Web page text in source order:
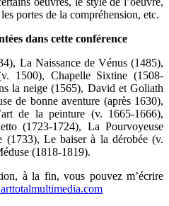
portes de la compréhension, etc.
dans cette conférence
La Naissance de Vénus (1485),
1500), Chapelle Sixtine (1508-
la neige (1565), David et Goliath
de bonne aventure (après 1630),
de la peinture (v. 1665-1666),
(1723-1724), La Pourvoyeuse
(1733), Le baiser à la dérobée (v.
(1818-1819).
à la fin, vous pouvez m’écrire